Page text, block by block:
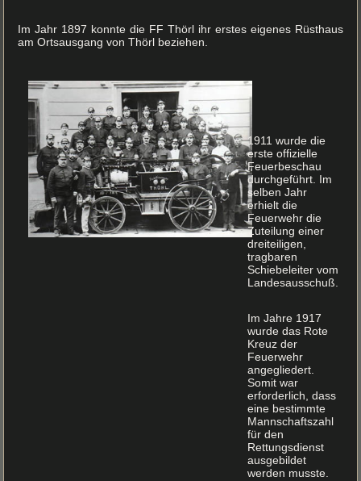
Im Jahr 1897 konnte die FF Thörl ihr erstes eigenes Rüsthaus
am Ortsausgang von Thörl beziehen.
1911 wurde die
erste offizielle
Feuerbeschau
durchgeführt. Im
selben Jahr
erhielt die
Feuerwehr die
Zuteilung einer
dreiteiligen,
tragbaren
Schiebeleiter vom
Landesausschuß.
Im Jahre 1917
wurde das Rote
Kreuz der
Feuerwehr
angegliedert.
Somit war
erforderlich, dass
eine bestimmte
Mannschaftszahl
für den
Rettungsdienst
ausgebildet
werden musste.